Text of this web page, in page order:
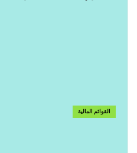
القوائم المالية